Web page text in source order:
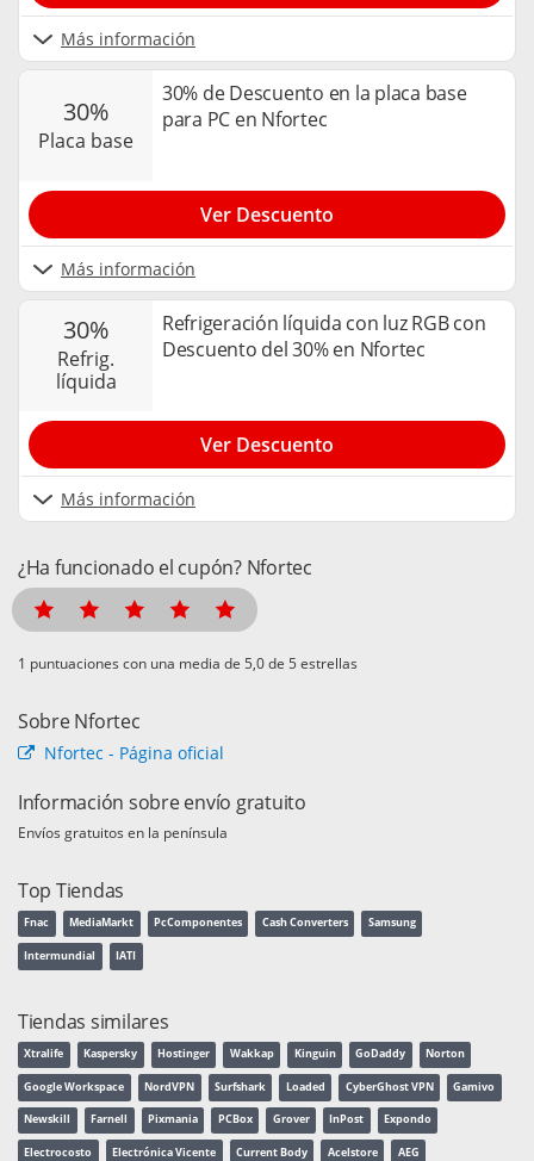
Más información
30%
placa base
30% de Descuento en la placa base
para PC en Nfortec
Más información
Ver Descuento
30%
refrig.
líquida
Refrigeración líquida con luz RGB con
Descuento del 30% en Nfortec
Más información
Ver Descuento
¿Ha funcionado el cupón? Nfortec
puntuaciones con una media de de 5 estrellas
Sobre Nfortec
Nfortec - Página oficial
Información sobre envío gratuito
Envíos gratuitos en la península
Top Tiendas
Fnac MediaMarkt PcComponentes Cash Converters Samsung
Intermundial IATI
Tiendas similares
Xtralife Kaspersky Hostinger Wakkap Kinguin GoDaddy Norton
Google Workspace NordVPN Surfshark Loaded CyberGhost VPN Gamivo
Newskill Farnell Pixmania PCBox Grover InPost Expondo
Electrocosto Electrónica Vicente Current Body Acelstore AEG